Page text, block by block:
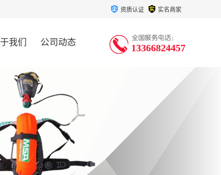
资质认证 实名商家
我们 公司动态 13366824457